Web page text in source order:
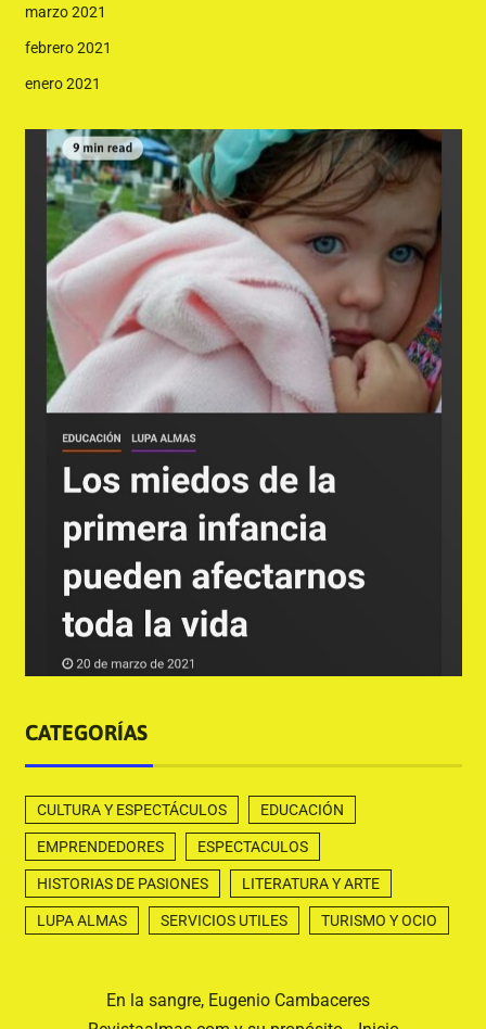
marzo 2021
febrero 2021
enero 2021
CATEGORÍAS
CULTURA Y ESPECTÁCULOS EDUCACIÓN
EMPRENDEDORES ESPECTACULOS
HISTORIAS DE PASIONES LITERATURA Y ARTE
LUPA ALMAS SERVICIOS UTILES TURISMO Y OCIO
En la sangre, Eugenio Cambaceres